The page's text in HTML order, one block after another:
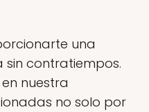
una
contratiempos.
nuestra
no solo por